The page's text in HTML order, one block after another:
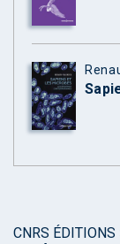
CNRS ÉDITIONS